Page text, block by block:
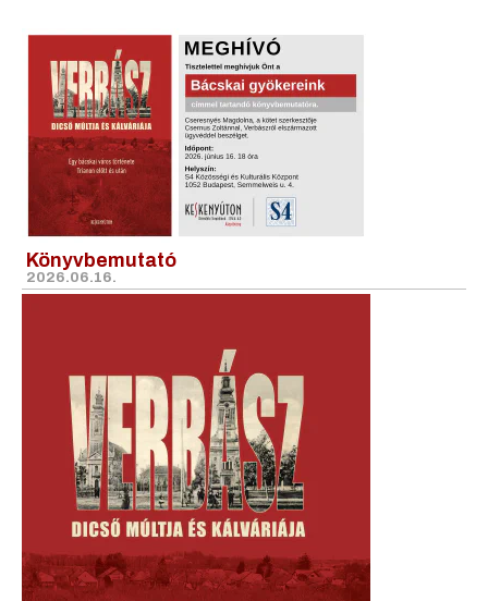
Könyvbemutató
2026.06.16.